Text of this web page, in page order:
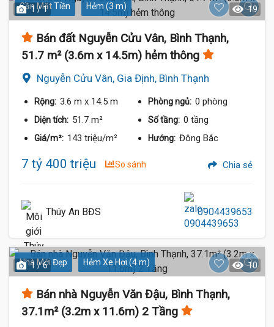
Gần Mặt Tiền Hẻm (3 m)
1 / 1 19
Bán đất Nguyễn Cửu Vân, Bình Thạnh,
51.7 m² (3.6m x 14.5m) hẻm thông
Nguyễn Cửu Vân, Gia Định, Bình Thạnh
Rộng: 3.6 m x 14.5 m Phòng ngủ: 0 phòng
Diện tích: 51.7 m² Số tầng: 0 tầng
Giá/m²: 143 triệu/m² Hướng: Đông Bắc
7 tỷ 400 triệu So sánh Chia sẻ
Thúy An BĐS 0904439653
Nhà Mới Đẹp Hẻm Xe Hơi (4 m)
1 / 6 10
Bán nhà Nguyễn Văn Đậu, Bình Thạnh,
37.1m² (3.2m x 11.6m) 2 Tầng